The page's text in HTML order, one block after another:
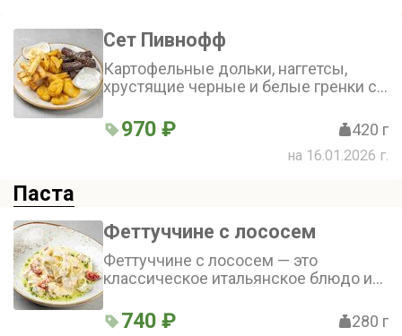
Сет Пивнофф
Картофельные дольки, наггетсы,
хрустящие черные и белые гренки с
чесночным соусом
970 ₽ 420 г
на 16.01.2026 г.
Паста
Феттуччине с лососем
Феттуччине с лососем — это
классическое итальянское блюдо из
феттуччине, сочный лосось,
ароматный чеснок, белое вино,
740 ₽ 280 г